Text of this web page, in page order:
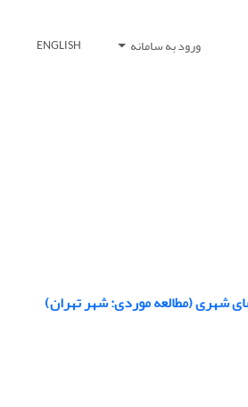
ورود به سامانه ENGLISH